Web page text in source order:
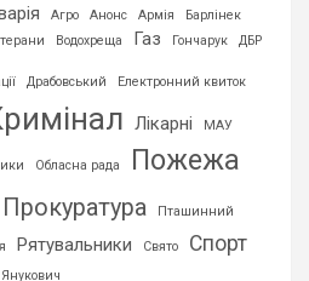
Агро Анонс Армія Барлінек
Водохреща Газ Гончарук ДБР
Драбовський Електронний квиток
Лікарні МАУ
Обласна рада Пожежа
Прокуратура Пташинний
Рятувальники Свято
Спорт
Янукович